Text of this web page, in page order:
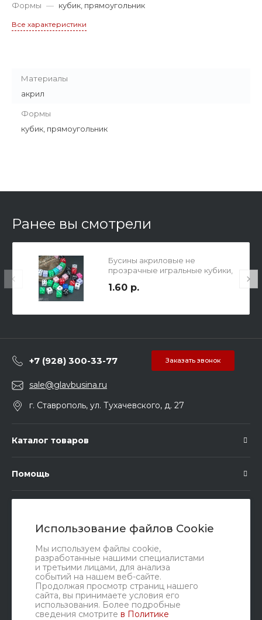
Использование файлов Cookie
Мы используем файлы cookie,
разработанные нашими специалистами
и третьими лицами, для анализа
событий на нашем веб-сайте.
Продолжая просмотр страниц нашего
сайта, вы принимаете условия его
использования. Более подробные
сведения смотрите в Политике
Формы — кубик, прямоугольник
Все характеристики
Материалы
акрил
Формы
кубик, прямоугольник
Ранее вы смотрели
Бусины акриловые не
прозрачные игральные кубики,
1.60 р.
+7 (928) 300-33-77 Заказать звонок
sale@glavbusina.ru
г. Ставрополь, ул. Тухачевского, д. 27
Каталог товаров
Помощь